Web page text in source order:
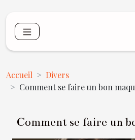
Accueil
Divers
Comment se faire un bon
Comment se faire un